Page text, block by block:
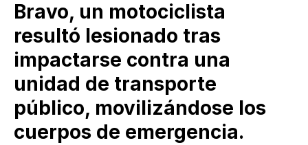
Bravo, un motociclista
resultó lesionado tras
impactarse contra una
unidad de transporte
público, movilizándose los
cuerpos de emergencia.